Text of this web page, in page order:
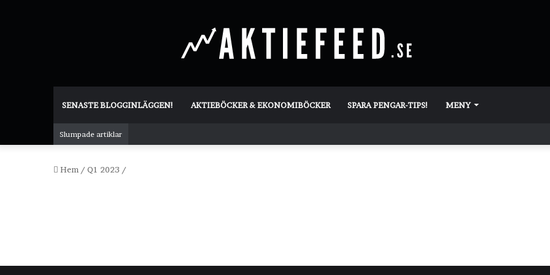
SENASTE BLOGGINLÄGGEN! AKTIEBÖCKER & EKONOMIBÖCKER SPARA PENGAR-TIPS! MENY
Slumpade artiklar
Hem / Q1 2023 /